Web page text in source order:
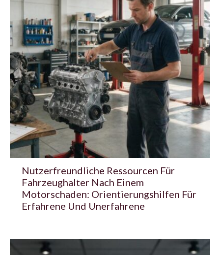
Nutzerfreundliche Ressourcen Für
Fahrzeughalter Nach Einem
Motorschaden: Orientierungshilfen Für
Erfahrene Und Unerfahrene